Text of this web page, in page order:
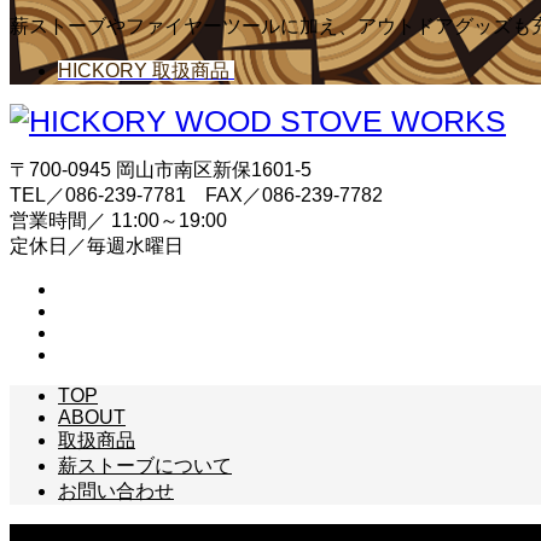
薪ストーブやファイヤーツールに加え、アウトドアグッズも
HICKORY 取扱商品
〒700-0945 岡山市南区新保1601-5
TEL／086-239-7781 FAX／086-239-7782
営業時間／ 11:00～19:00
定休日／毎週水曜日
TOP
ABOUT
取扱商品
薪ストーブについて
お問い合わせ